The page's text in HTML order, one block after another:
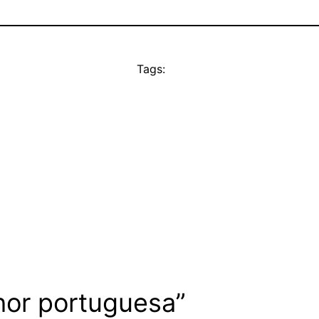
Tags:
portuguesa”